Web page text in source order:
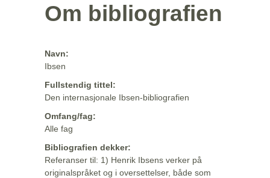
Om bibliografien
Navn:
Ibsen
Fullstendig tittel:
Den internasjonale Ibsen-bibliografien
Omfang/fag:
Alle fag
Bibliografien dekker:
Referanser til: 1) Henrik Ibsens verker på
originalspråket og i oversettelser, både som